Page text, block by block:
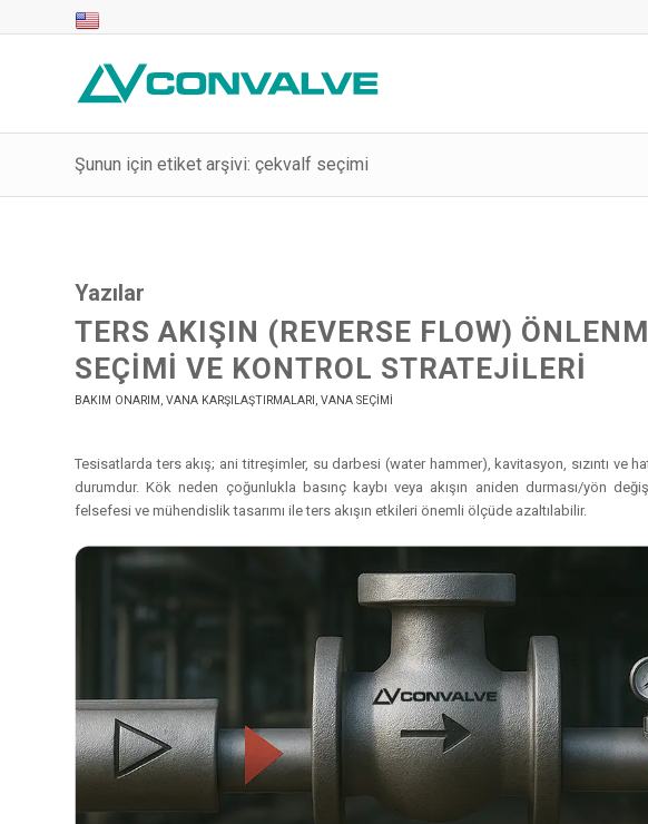
Şunun için etiket arşivi: çekvalf seçimi
Yazılar
TERS AKIŞIN (REVERSE FLOW)
SEÇIMI VE KONTROL STRATEJILERI
BAKIM ONARIM, VANA KARŞILAŞTIRMALARI, VANA SEÇIMI
Tesisatlarda ters akış; ani titreşimler, su darbesi (water hammer), kavitasyon, sızıntı ve
durumdur. Kök neden çoğunlukla basınç kaybı veya akışın aniden durması/yön
felsefesi ve mühendislik tasarımı ile ters akışın etkileri önemli ölçüde azaltılabilir.